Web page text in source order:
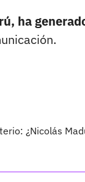
ha
¿Nicolás